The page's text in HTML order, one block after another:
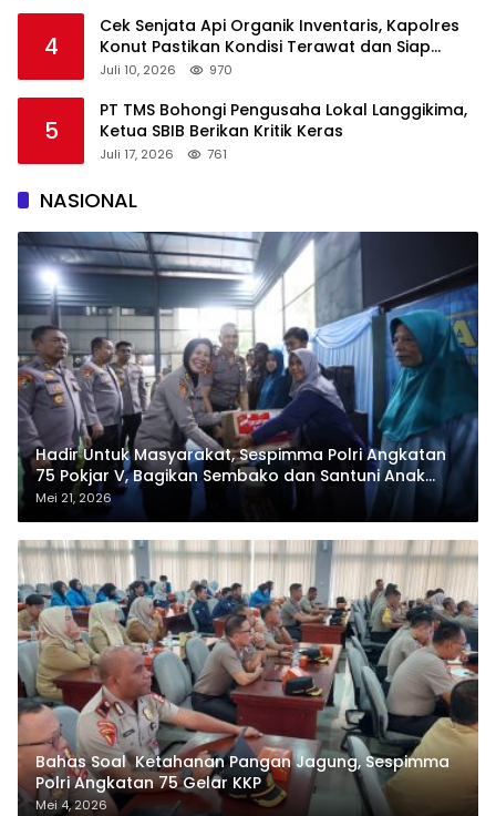
4
Cek Senjata Api Organik Inventaris, Kapolres
Konut Pastikan Kondisi Terawat dan Siap
Digunakan
Juli 10, 2026 970
5
PT TMS Bohongi Pengusaha Lokal Langgikima,
Ketua SBIB Berikan Kritik Keras
Juli 17, 2026 761
NASIONAL
Hadir Untuk Masyarakat, Sespimma Polri Angkatan
75 Pokjar V, Bagikan Sembako dan Santuni Anak
Yatim
Mei 21, 2026
Bahas Soal Ketahanan Pangan Jagung, Sespimma
Polri Angkatan 75 Gelar KKP
Mei 4, 2026